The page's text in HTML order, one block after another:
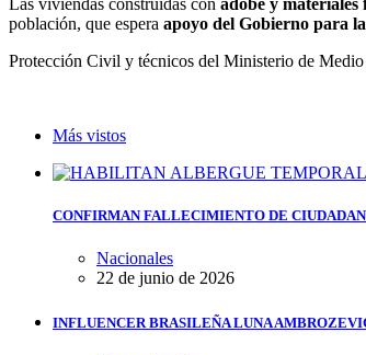
población, que espera apoyo del Gobierno para
Protección Civil y técnicos del Ministerio de Medio
Más vistos
CONFIRMAN FALLECIMIENTO DE
Nacionales
22 de junio de 2026
INFLUENCER BRASILEÑA LUNA